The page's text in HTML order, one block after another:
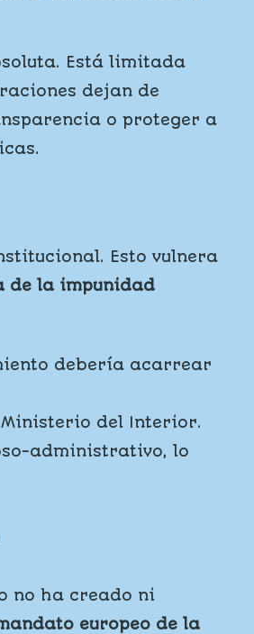
Está limitada
dejan de
o proteger a
Esto vulnera
de la impunidad
debería acarrear
Ministerio del Interior.
administrativo, lo
no ha creado ni
europeo de la